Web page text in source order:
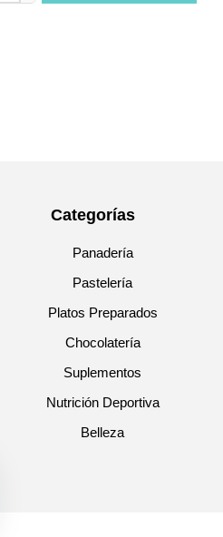
Categorías
Panadería
Pastelería
Platos Preparados
Chocolatería
Suplementos
Nutrición Deportiva
Belleza